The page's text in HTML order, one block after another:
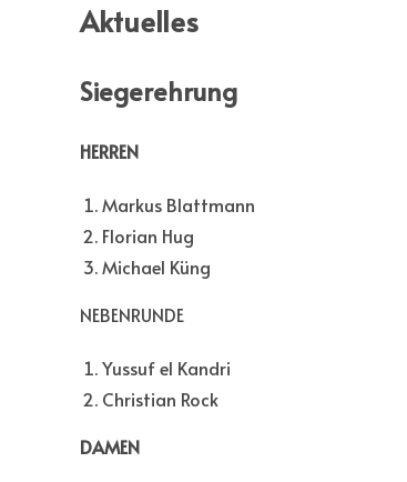
Aktuelles
Siegerehrung
HERREN
Markus Blattmann
Florian Hug
Michael Küng
NEBENRUNDE
Yussuf el Kandri
Christian Rock
DAMEN